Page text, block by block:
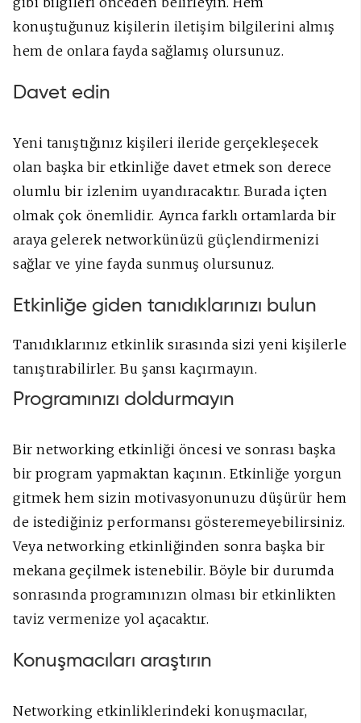
konuştuğunuz kişilerin iletişim bilgilerini almış
hem de onlara fayda sağlamış olursunuz.
Davet edin
Yeni tanıştığınız kişileri ileride gerçekleşecek
olan başka bir etkinliğe davet etmek son derece
olumlu bir izlenim uyandıracaktır. Burada içten
olmak çok önemlidir. Ayrıca farklı ortamlarda bir
araya gelerek networkünüzü güçlendirmenizi
sağlar ve yine fayda sunmuş olursunuz.
Etkinliğe giden tanıdıklarınızı bulun
Tanıdıklarınız etkinlik sırasında sizi yeni kişilerle
tanıştırabilirler. Bu şansı kaçırmayın.
Programınızı doldurmayın
Bir networking etkinliği öncesi ve sonrası başka
bir program yapmaktan kaçının. Etkinliğe yorgun
gitmek hem sizin motivasyonunuzu düşürür hem
de istediğiniz performansı gösteremeyebilirsiniz.
Veya networking etkinliğinden sonra başka bir
mekana geçilmek istenebilir. Böyle bir durumda
sonrasında programınızın olması bir etkinlikten
taviz vermenize yol açacaktır.
Konuşmacıları araştırın
Networking etkinliklerindeki konuşmacılar,